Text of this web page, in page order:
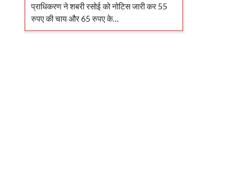
प्राधिकरण ने शबरी रसोई को नोटिस जारी कर 55
रुपए की चाय और 65 रुपए के…